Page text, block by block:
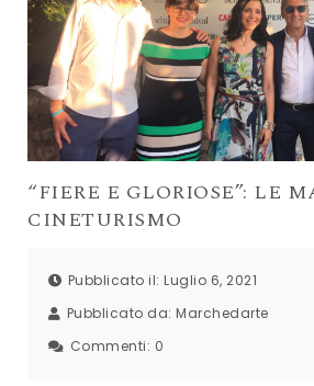
“FIERE E GLORIOSE”: LE
CINETURISMO
Pubblicato il: Luglio 6, 2021
Pubblicato da: Marchedarte
Commenti: 0